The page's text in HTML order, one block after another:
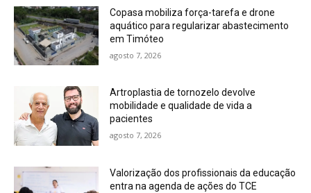
Copasa mobiliza força-tarefa e drone
aquático para regularizar abastecimento
em Timóteo
agosto 7, 2026
Artroplastia de tornozelo devolve
mobilidade e qualidade de vida a
pacientes
agosto 7, 2026
Valorização dos profissionais da educação
entra na agenda de ações do TCE